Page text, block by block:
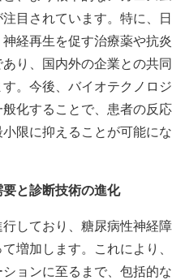
目されています。特に、日
経再生を促す治療薬や抗炎
り、国内外の企業との共同
。今後、バイオテクノロジ
化することで、患者の反応
限に抑えることが可能にな
と診断技術の進化
しており、糖尿病性神経障
増加します。これにより、
ョンに至るまで、包括的な